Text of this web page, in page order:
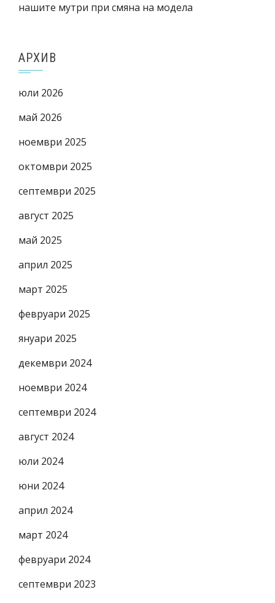
нашите мутри при смяна на модела
АРХИВ
юли 2026
май 2026
ноември 2025
октомври 2025
септември 2025
август 2025
май 2025
април 2025
март 2025
февруари 2025
януари 2025
декември 2024
ноември 2024
септември 2024
август 2024
юли 2024
юни 2024
април 2024
март 2024
февруари 2024
септември 2023